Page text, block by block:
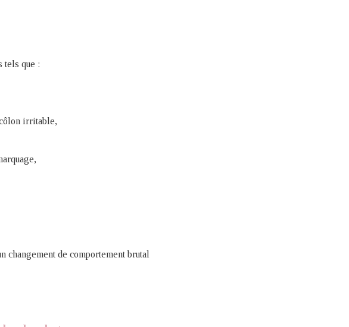
tels que :
irritable,
de comportement brutal